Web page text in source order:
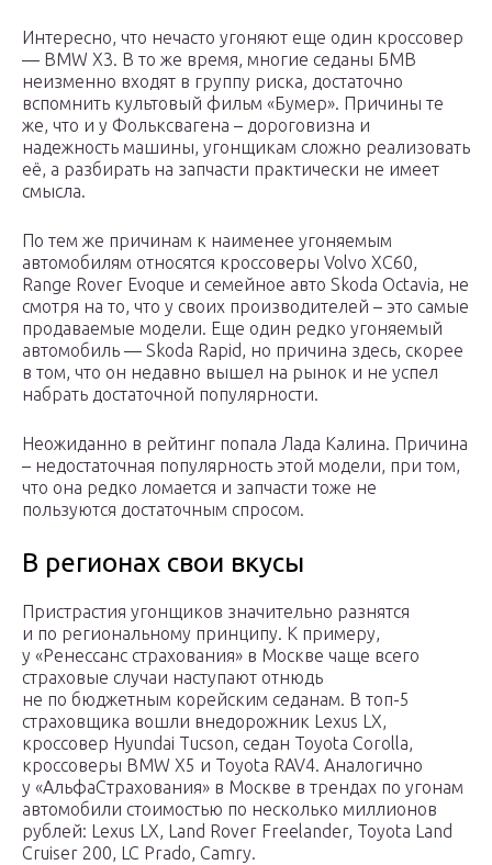
Интересно, что нечасто угоняют еще один кроссовер
— BMW X3. В то же время, многие седаны БМВ
неизменно входят в группу риска, достаточно
вспомнить культовый фильм «Бумер». Причины те
же, что и у Фольксвагена – дороговизна и
надежность машины, угонщикам сложно реализовать
её, а разбирать на запчасти практически не имеет
смысла.
По тем же причинам к наименее угоняемым
автомобилям относятся кроссоверы Volvo XC60,
Range Rover Evoque и семейное авто Skoda Octavia, не
смотря на то, что у своих производителей – это самые
продаваемые модели. Еще один редко угоняемый
автомобиль — Skoda Rapid, но причина здесь, скорее
в том, что он недавно вышел на рынок и не успел
набрать достаточной популярности.
Неожиданно в рейтинг попала Лада Калина. Причина
– недостаточная популярность этой модели, при том,
что она редко ломается и запчасти тоже не
пользуются достаточным спросом.
В регионах свои вкусы
Пристрастия угонщиков значительно разнятся
и по региональному принципу. К примеру,
у «Ренессанс страхования» в Москве чаще всего
страховые случаи наступают отнюдь
не по бюджетным корейским седанам. В топ-5
страховщика вошли внедорожник Lexus LX,
кроссовер Hyundai Tucson, седан Toyota Corolla,
кроссоверы BMW X5 и Toyota RAV4. Аналогично
у «АльфаСтрахования» в Москве в трендах по угонам
автомобили стоимостью по несколько миллионов
рублей: Lexus LX, Land Rover Freelander, Toyota Land
Cruiser 200, LC Prado, Camry.